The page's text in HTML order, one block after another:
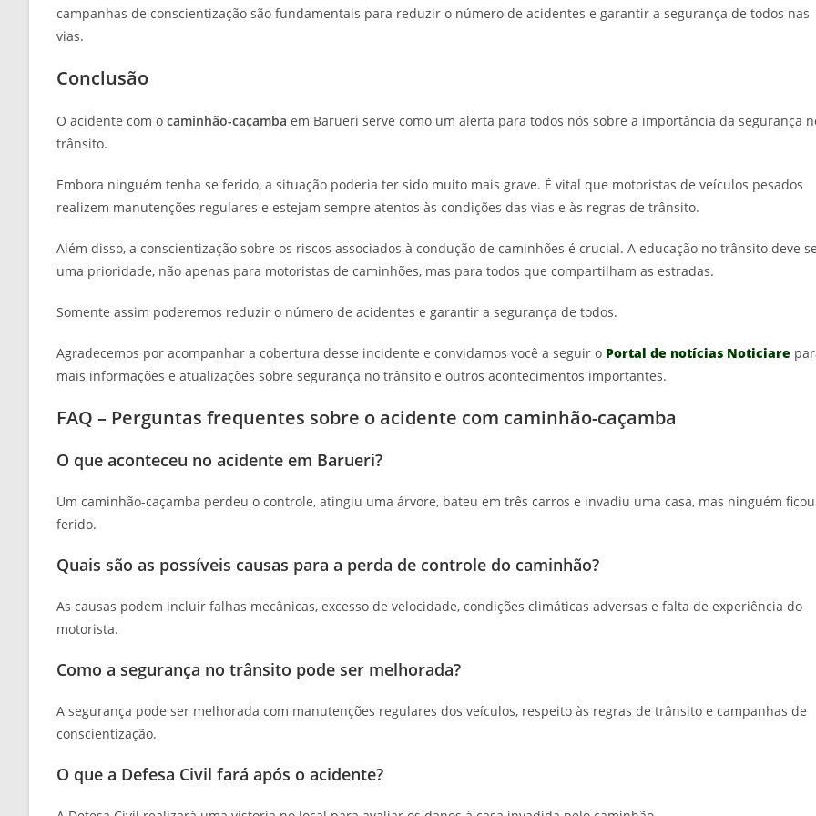
campanhas de conscientização são fundamentais para reduzir o número de acidentes e garantir a segurança de todos nas
vias.
Conclusão
O acidente com o caminhão-caçamba em Barueri serve como um alerta para todos nós sobre a importância da segurança
trânsito.
Embora ninguém tenha se ferido, a situação poderia ter sido muito mais grave. É vital que motoristas de veículos pesados
realizem manutenções regulares e estejam sempre atentos às condições das vias e às regras de trânsito.
Além disso, a conscientização sobre os riscos associados à condução de caminhões é crucial. A educação no trânsito deve
uma prioridade, não apenas para motoristas de caminhões, mas para todos que compartilham as estradas.
Somente assim poderemos reduzir o número de acidentes e garantir a segurança de todos.
Agradecemos por acompanhar a cobertura desse incidente e convidamos você a seguir o Portal de notícias Noticiare
mais informações e atualizações sobre segurança no trânsito e outros acontecimentos importantes.
FAQ – Perguntas frequentes sobre o acidente com caminhão-caçamba
O que aconteceu no acidente em Barueri?
Um caminhão-caçamba perdeu o controle, atingiu uma árvore, bateu em três carros e invadiu uma casa, mas ninguém ficou
ferido.
Quais são as possíveis causas para a perda de controle do caminhão?
As causas podem incluir falhas mecânicas, excesso de velocidade, condições climáticas adversas e falta de experiência do
motorista.
Como a segurança no trânsito pode ser melhorada?
A segurança pode ser melhorada com manutenções regulares dos veículos, respeito às regras de trânsito e campanhas de
conscientização.
O que a Defesa Civil fará após o acidente?